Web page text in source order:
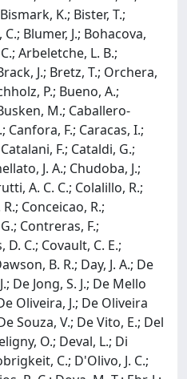
K.; Bister, T.;
C.; Blumer, J.; Bohacova,
Arbeletche, L. B.;
J.; Bretz, T.; Orchera,
P.; Bueno, A.;
M.; Caballero-
Canfora, F.; Caracas, I.;
F.; Cataldi, G.;
J. A.; Chudoba, J.;
A. C. C.; Colalillo, R.;
Conceicao, R.;
Contreras, F.;
C.; Covault, C. E.;
B. R.; Day, J. A.; De
De Jong, S. J.; De Mello
Oliveira, J.; De Oliveira
Souza, V.; De Vito, E.; Del
O.; Deval, L.; Di
C.; D'Olivo, J. C.;